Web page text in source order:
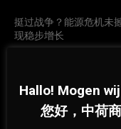
挺过战争？能源危机未
现稳步增长
旱情持续加剧，莱茵
绝全国统一行动
07-08-2026
Hallo! Mogen
您好，中荷